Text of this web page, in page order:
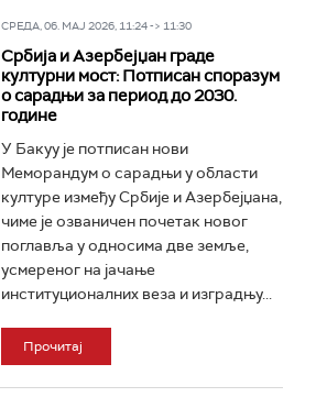
СРЕДА, 06. МАЈ 2026, 11:24 -> 11:30
Србија и Азербејџан граде
културни мост: Потписан споразум
о сарадњи за период до 2030.
године
У Бакуу је потписан нови
Меморандум о сарадњи у области
културе између Србије и Азербејџана,
чиме је озваничен почетак новог
поглавља у односима две земље,
усмереног на јачање
институционалних веза и изградњу...
Прочитај